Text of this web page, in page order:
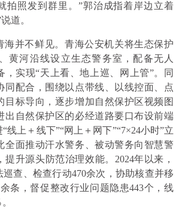
拍照发到群里。”郭治成指着岸边立着
道。
海并不鲜见。青海公安机关将生态保护
黄河沿线设立生态警务室，配备无人
，实现“天上看、地上巡、网上管”。同
同配合，围绕以点带线、以线控面、点
目标导向，逐步增加自然保护区视频图
出自然保护区的必经道路要口布设前端
线上＋线下”“网上＋网下”“7×24小时”立
全面推动汗水警务、被动警务向智慧警
升源头防范治理效能。2024年以来，
查、检查行动470余次，协助核查并移
条，督促整改行业问题隐患443个，线